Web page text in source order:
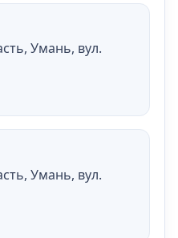
Умань, вул.
Умань, вул.